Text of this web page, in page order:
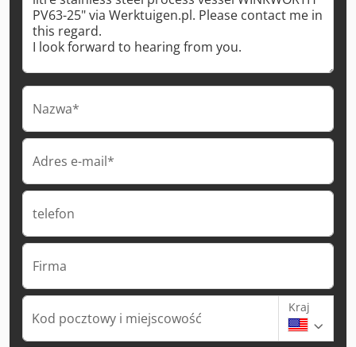
Nazwa*
Adres e-mail*
telefon
Firma
Kod pocztowy i miejscowość
Kraj